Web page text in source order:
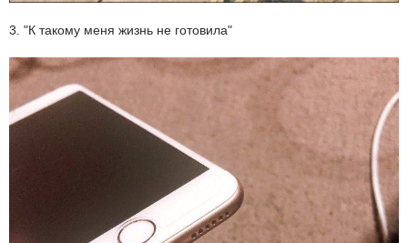
3. "К такому меня жизнь не готовила"